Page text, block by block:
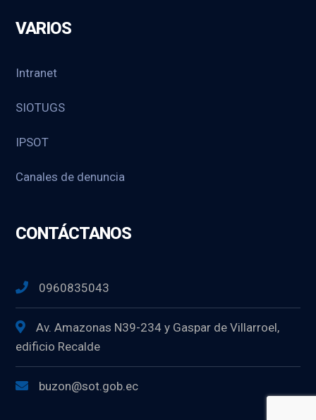
VARIOS
Intranet
SIOTUGS
IPSOT
Canales de denuncia
CONTÁCTANOS
0960835043
Av. Amazonas N39-234 y Gaspar de Villarroel,
edificio Recalde
buzon@sot.gob.ec